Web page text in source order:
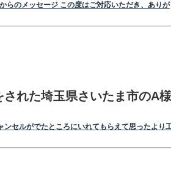
らのメッセージ この度はご対応いただき、ありが
れた埼玉県さいたま市のA様
セルがでたところにいれてもらえて思ったより